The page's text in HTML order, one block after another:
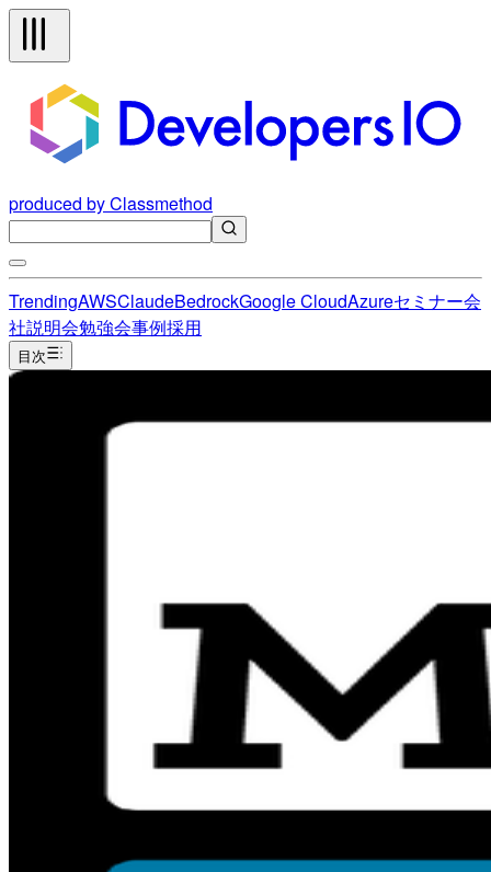
produced by Classmethod
TrendingAWSClaudeBedrockGoogle CloudAzureセミナー会
社説明会勉強会事例採用
目次